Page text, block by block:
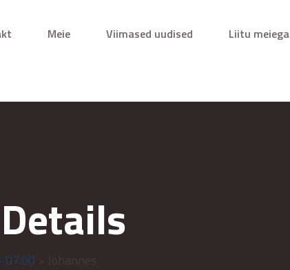
Meie Viimased uudised Liitu meiega
07:00